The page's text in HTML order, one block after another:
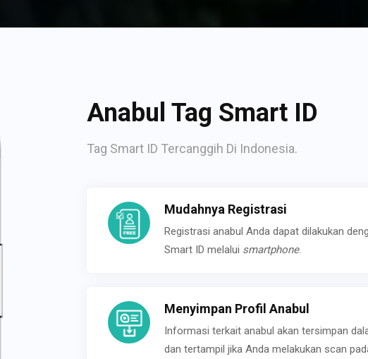
Anabul Tag Smart ID
Tag Smart ID Tercanggih Di Indonesia.
Mudahnya Registrasi
Registrasi anabul Anda dapat dilakukan
Smart ID melalui smartphone.
Menyimpan Profil Anabul
Informasi terkait anabul akan tersimpan
dan tertampil jika Anda melakukan scan